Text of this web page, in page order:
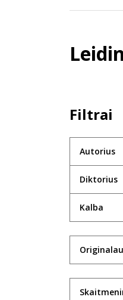
Filtrai
Autorius
Diktorius
Kalba